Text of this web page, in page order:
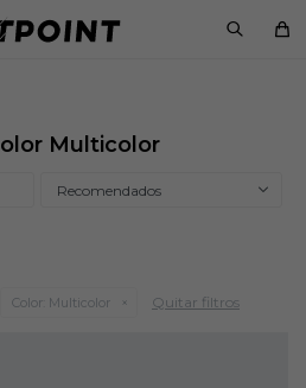
Multicolor
Recomendados
Color: Multicolor Quitar filtros